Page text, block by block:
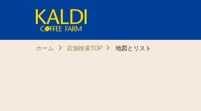
ホーム 店舗検索TOP 地図とリスト